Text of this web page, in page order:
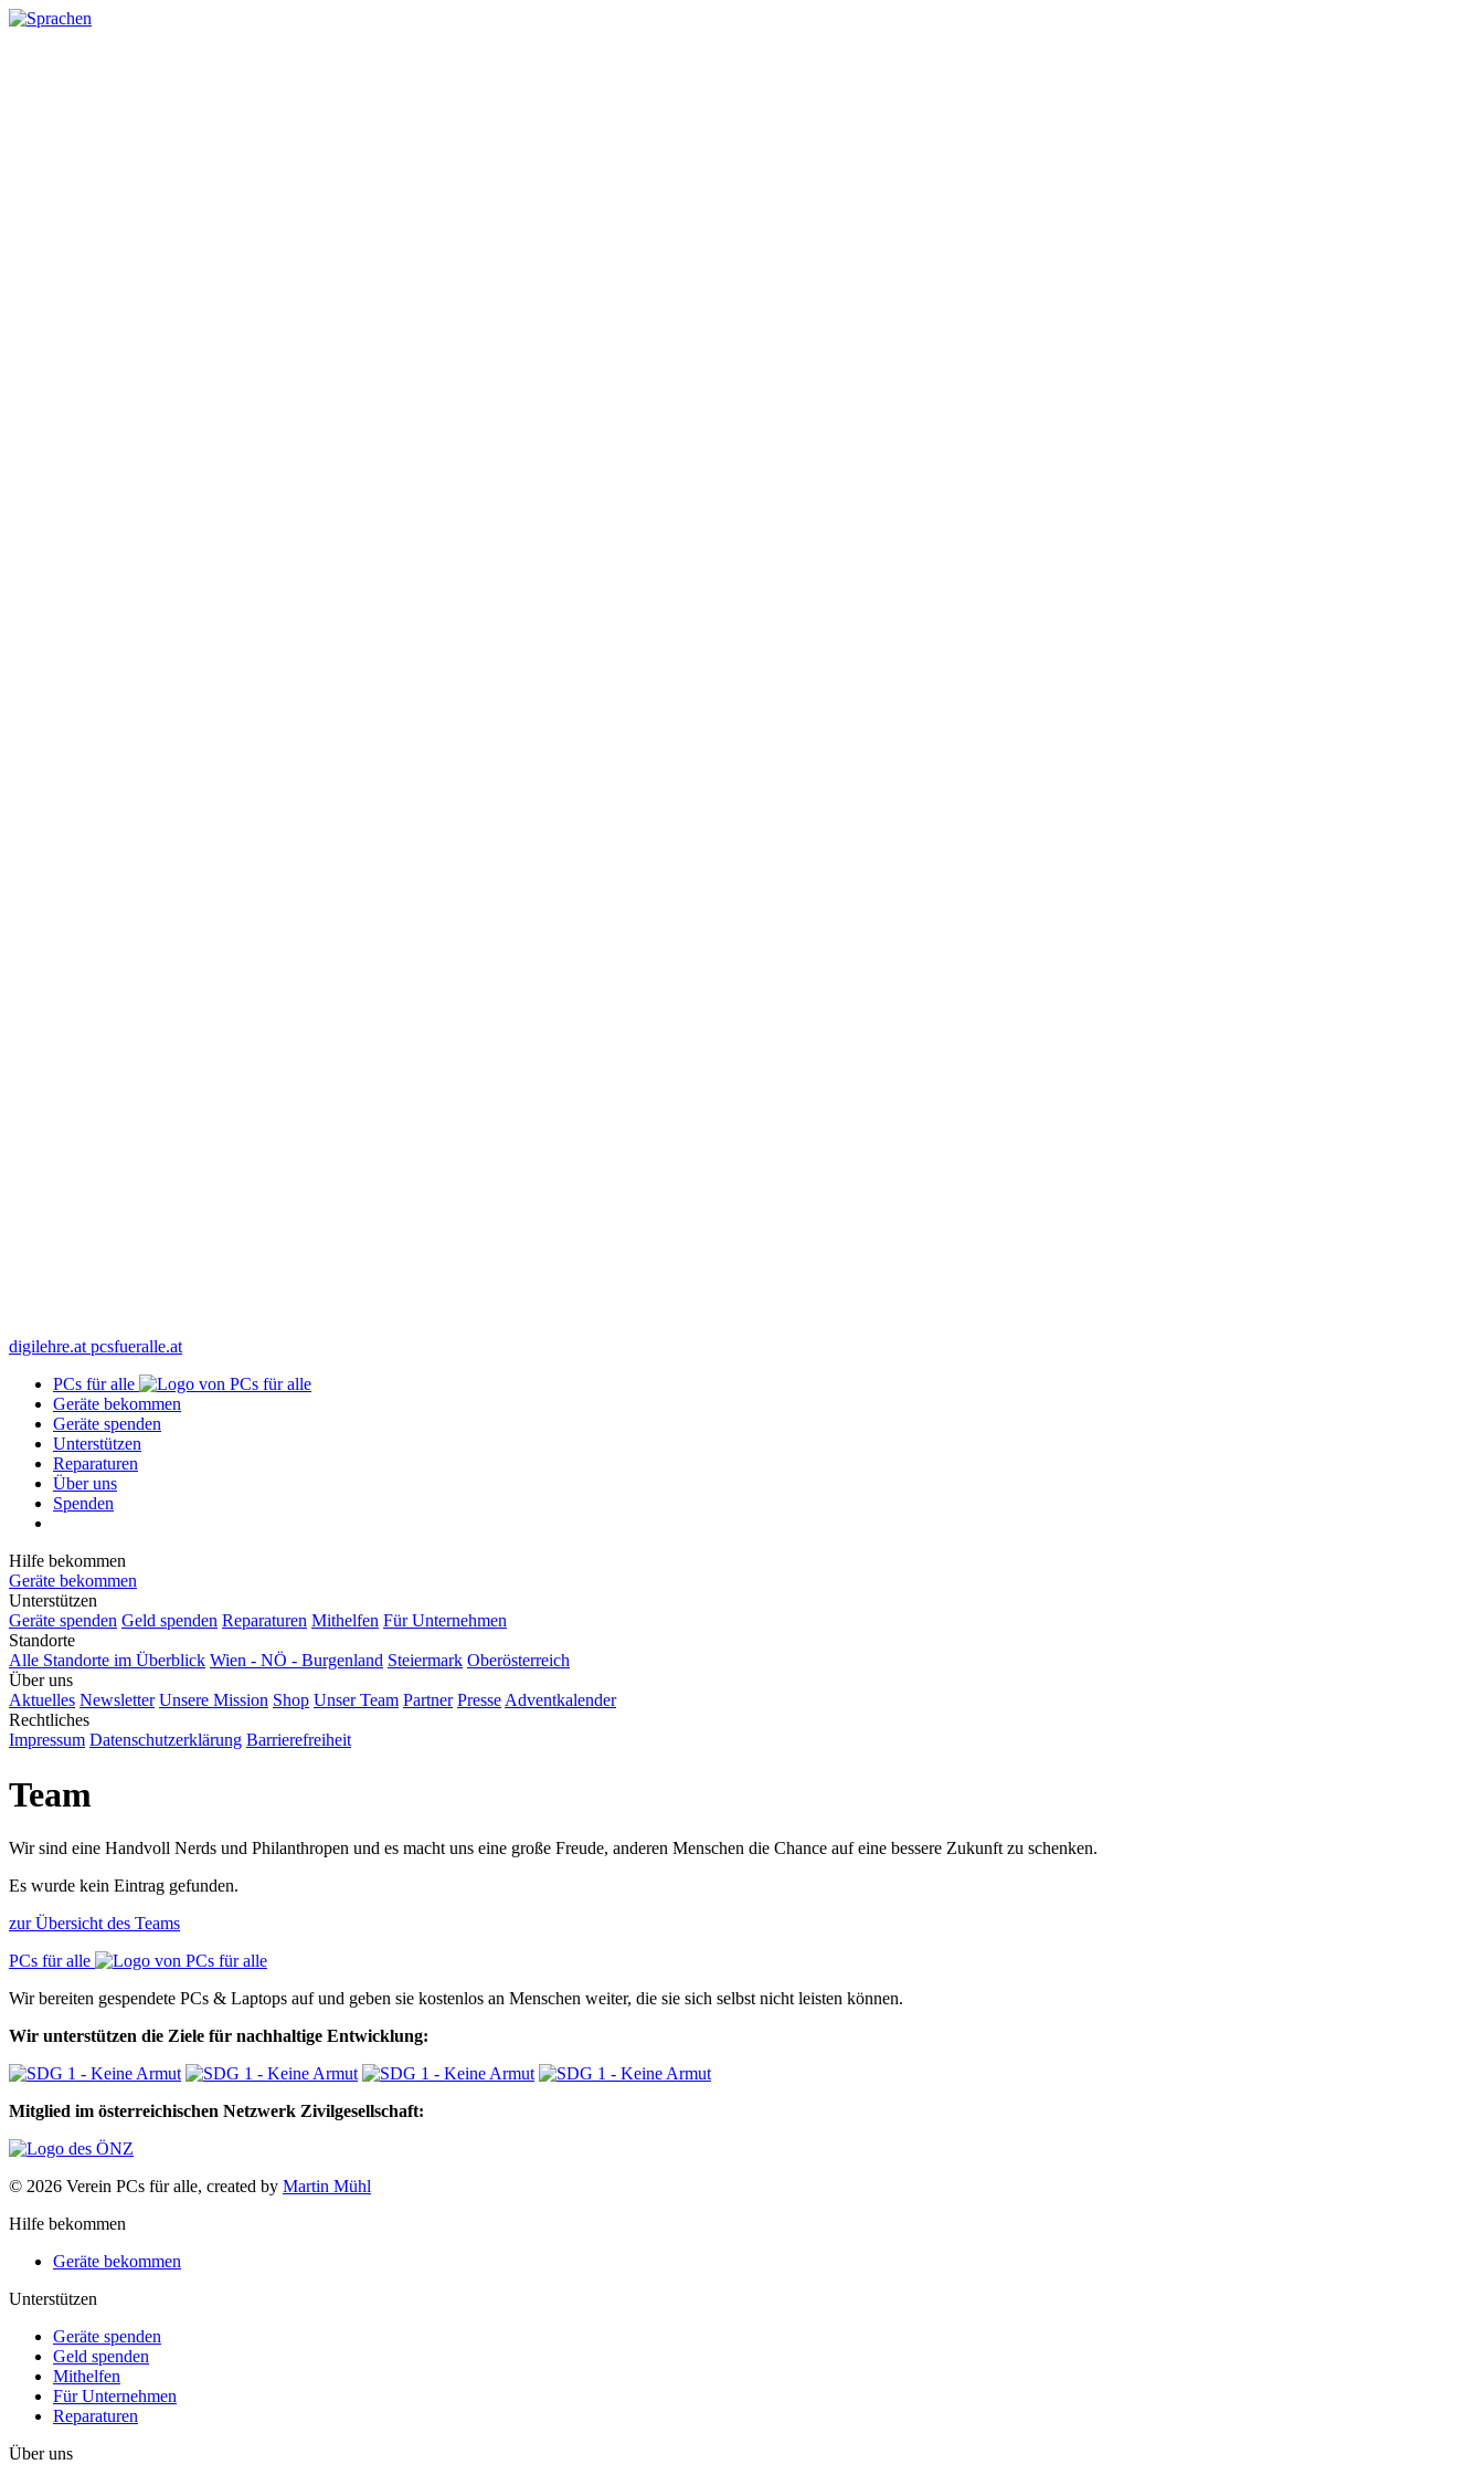
digilehre.atpcsfueralle.at
PCs für alle
Geräte bekommen
Geräte spenden
Unterstützen
Reparaturen
Über uns
Spenden
Hilfe bekommen
Geräte bekommen
Unterstützen
Geräte spenden Geld spenden Reparaturen Mithelfen Für Unternehmen
Standorte
Alle Standorte im Überblick Wien - NÖ - Burgenland Steiermark Oberösterreich
Über uns
Aktuelles Newsletter Unsere Mission Shop Unser Team Partner PresseAdventkalender
Rechtliches
Impressum Datenschutzerklärung Barrierefreiheit
Team
Wir sind eine Handvoll Nerds und Philanthropen und es macht uns eine große Freude, anderen Menschen die Chance auf eine bessere Zukunft zu schenken.
Es wurde kein Eintrag gefunden.
zur Übersicht des Teams
PCs für alle
Wir bereiten gespendete PCs & Laptops auf und geben sie kostenlos an Menschen weiter, die sie sich selbst nicht leisten können.
Wir unterstützen die Ziele für nachhaltige Entwicklung:
Mitglied im österreichischen Netzwerk Zivilgesellschaft:
© 2026 Verein PCs für alle, created by Martin Mühl
Hilfe bekommen
Geräte bekommen
Unterstützen
Geräte spenden
Geld spenden
Mithelfen
Für Unternehmen
Reparaturen
Über uns